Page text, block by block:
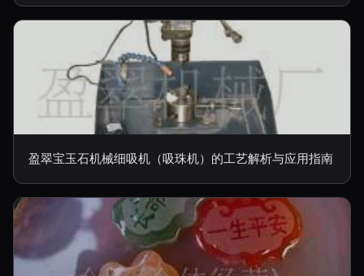
盈翠宝玉石机械细吸机（吸珠机）的工艺解析与应用指南